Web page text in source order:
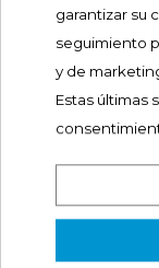
¿Es
garantizar su
seguimiento
y de
Estas últimas